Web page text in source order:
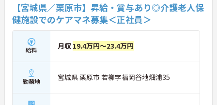
【宮城県／栗原市】昇給・賞与あり◎介護老人保
健施設でのケアマネ募集＜正社員＞
給料 月収 19.4万円～23.4万円
勤務地 宮城県 栗原市 若柳字福岡谷地畑浦35